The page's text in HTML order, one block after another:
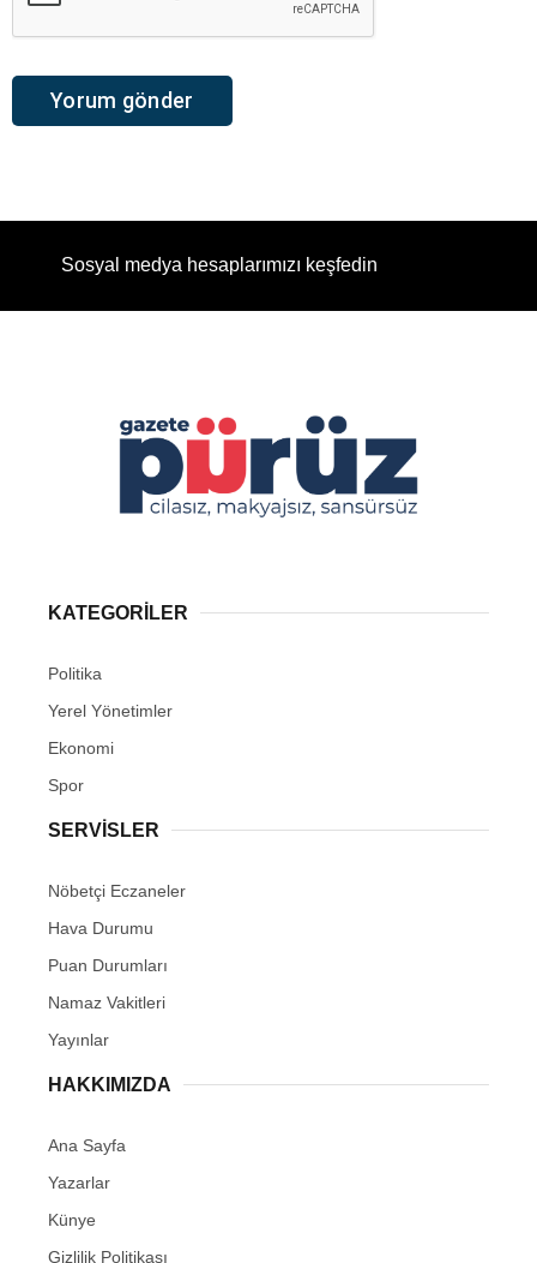
Sosyal medya hesaplarımızı keşfedin
KATEGORİLER
Politika
Yerel Yönetimler
Ekonomi
Spor
SERVİSLER
Nöbetçi Eczaneler
Hava Durumu
Puan Durumları
Namaz Vakitleri
Yayınlar
HAKKIMIZDA
Ana Sayfa
Yazarlar
Künye
Gizlilik Politikası